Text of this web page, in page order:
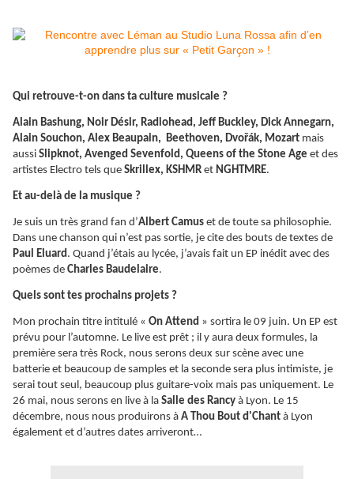
Qui retrouve-t-on dans ta culture musicale ?
Alain Bashung, Noir Désir, Radiohead, Jeff Buckley, Dick Annegarn,
Alain Souchon, Alex Beaupain, Beethoven, Dvořák, Mozart mais
aussi Slipknot, Avenged Sevenfold, Queens of the Stone Age et des
artistes Electro tels que Skrillex, KSHMR et NGHTMRE.
Et au-delà de la musique ?
Je suis un très grand fan d’Albert Camus et de toute sa philosophie.
Dans une chanson qui n’est pas sortie, je cite des bouts de textes de
Paul Eluard. Quand j’étais au lycée, j’avais fait un EP inédit avec des
poèmes de Charles Baudelaire.
Quels sont tes prochains projets ?
Mon prochain titre intitulé « On Attend » sortira le 09 juin. Un EP est
prévu pour l’automne. Le live est prêt ; il y aura deux formules, la
première sera très Rock, nous serons deux sur scène avec une
batterie et beaucoup de samples et la seconde sera plus intimiste, je
serai tout seul, beaucoup plus guitare-voix mais pas uniquement. Le
26 mai, nous serons en live à la Salle des Rancy à Lyon. Le 15
décembre, nous nous produirons à A Thou Bout d'Chant à Lyon
également et d’autres dates arriveront…